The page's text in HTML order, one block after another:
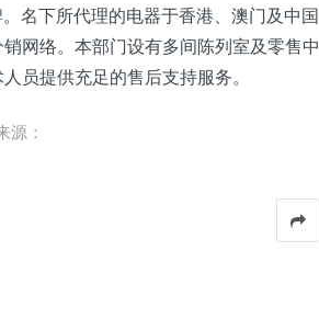
名下所代理的电器于香港、澳门及中国
网络。本部门设有多间陈列室及零售中
员提供充足的售后支持服务。
源：